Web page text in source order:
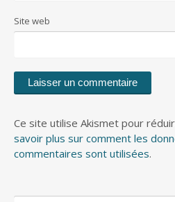
Site web
Ce site utilise Akismet pour
savoir plus sur comment les
commentaires sont utilisées.